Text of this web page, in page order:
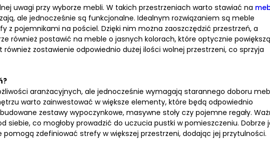
uwagi przy wyborze mebli. W takich przestrzeniach warto stawiać na
ale jednocześnie są funkcjonalne. Idealnym rozwiązaniem są meble
z pojemnikami na pościel. Dzięki nim można zaoszczędzić przestrzeń, a
również postawić na meble o jasnych kolorach, które optycznie powiększą
zostawienie odpowiednio dużej ilości wolnej przestrzeni, co sprzyja
aranżacyjnych, ale jednocześnie wymagają starannego doboru
warto zainwestować w większe elementy, które będą odpowiednio
zestawy wypoczynkowe, masywne stoły czy pojemne regały.
siebie, co mogłoby prowadzić do uczucia pustki w pomieszczeniu. Dobrze
zdefiniować strefy w większej przestrzeni, dodając jej przytulności.